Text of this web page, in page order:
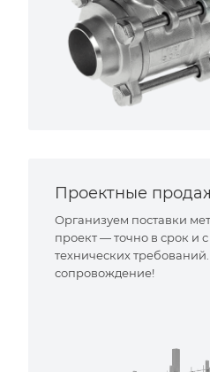
Проектные
Организуем поставки
проект — точно в срок и с
технических
сопровождение!